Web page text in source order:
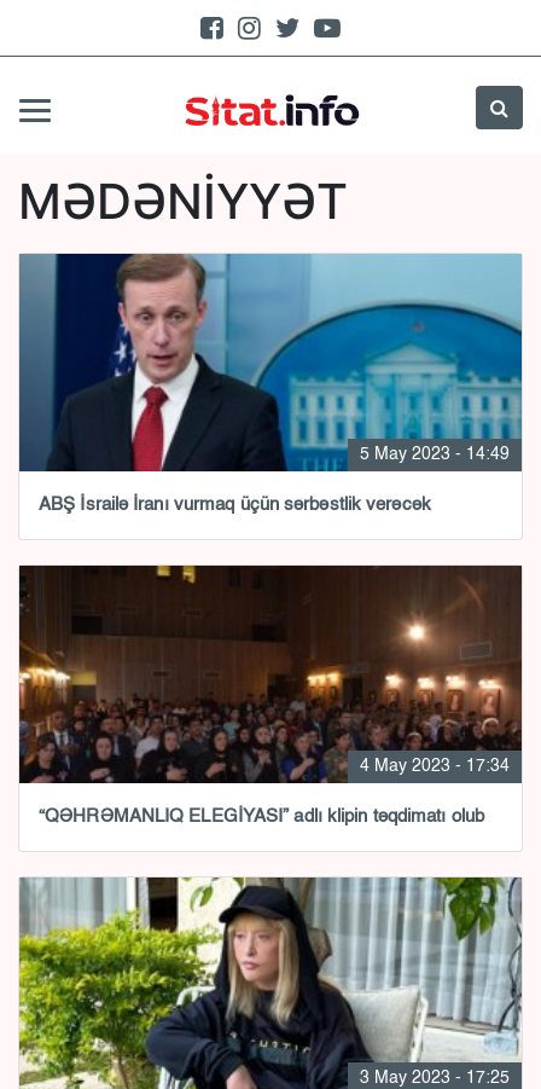
MƏDƏNİYYƏT
5 May 2023 - 14:49
ABŞ İsrailə İranı vurmaq üçün sərbəstlik verəcək
4 May 2023 - 17:34
“QƏHRƏMANLIQ ELEGİYASI” adlı klipin təqdimatı olub
3 May 2023 - 17:25